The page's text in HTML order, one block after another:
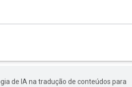
de IA na tradução de conteúdos para